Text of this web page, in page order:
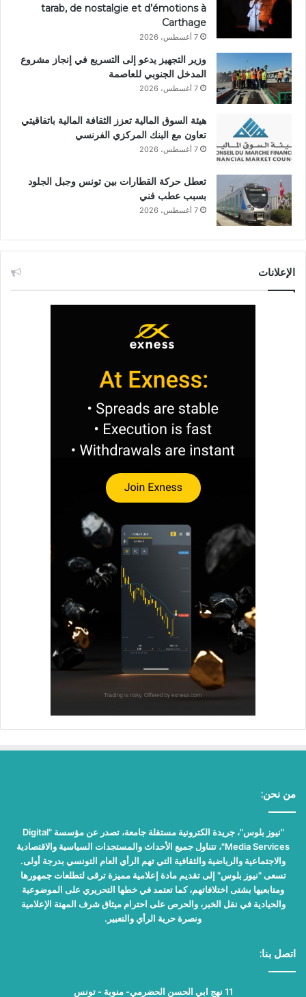
tarab, de nostalgie et d’émotions à
Carthage
7 أغسطس، 2026
وزير التجهيز يدعو إلى التسريع في إنجاز مشروع
المدخل الجنوبي للعاصمة
7 أغسطس، 2026
هيئة السوق المالية تعزز الثقافة المالية باتفاقيتي
تعاون مع البنك المركزي الفرنسي
7 أغسطس، 2026
تعطل حركة القطارات بين تونس وجبل الجلود
بسبب عطب فني
7 أغسطس، 2026
الإعلانات
من نحن:
"نيوز بلوس"، جريدة الكترونية مستقلة جامعة، تصدر عن مؤسسة "Digital
Media Services"، تتناول جميع الأحداث والمستجدات السياسية والاقتصادية
والاجتماعية والرياضية والثقافية التي تهم الرأي العام التونسي بدرجة أولى.
تسعى "نيوز بلوس" إلى تقديم مادة إعلامية مميزة ترقى لتطلعات جمهورها
ومتابعيها بشتى اختلافاتهم، كما تعتمد في خطها التحريري على الموضوعية
والحيادية في نقل الخبر، والحرص على احترام ميثاق شرف المهنة الإعلامية
ونصرة حرية الرأي والتعبير.
اتصل بنا:
11 نهج ابي الحسن الحضرمي- منوبة - تونس